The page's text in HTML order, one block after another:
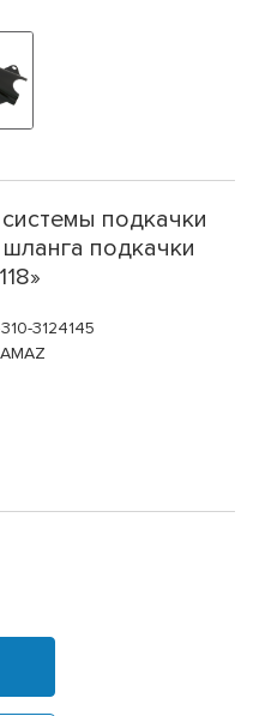
подкачки
подкачки
3124145